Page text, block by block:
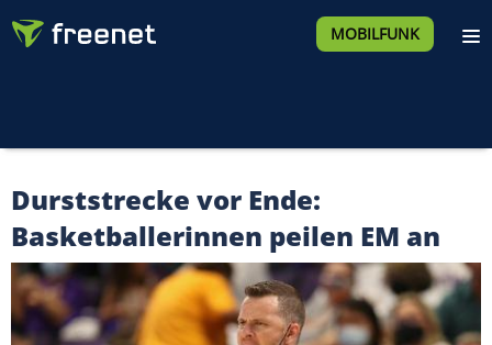
MOBILFUNK
Durststrecke vor Ende:
Basketballerinnen peilen EM an